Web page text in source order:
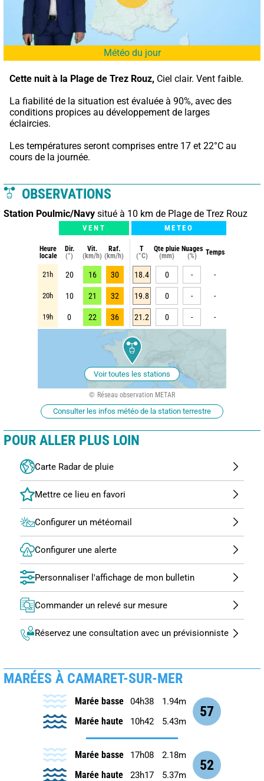
Météo du jour
Cette nuit à la Plage de Trez Rouz, Ciel clair. Vent faible.
La fiabilité de la situation est évaluée à 90%, avec des
conditions propices au développement de larges
éclaircies.
Les températures seront comprises entre 17 et 22°C au
cours de la journée.
OBSERVATIONS
Station Poulmic/Navy situé à 10 km de Plage de Trez Rouz
VENT METEO
Heure
locale
Dir.
(°)
Vit.
(km/h)
Raf.
(km/h)
T
(°C)
Qte pluie
(mm)
Nuages
(%)
Temps
21h 20 16 30 18.4 0 - -
20h 10 21 32 19.8 0 - -
19h 0 22 36 21.2 0 - -
Voir toutes les stations
Réseau observation METAR
Consulter les infos météo de la station terrestre
POUR ALLER PLUS LOIN
Carte Radar de pluie
Configurer un météomail
Configurer une alerte
Personnaliser l'affichage de mon bulletin
Commander un relevé sur mesure
Réservez une consultation avec un prévisionniste
MARÉES À CAMARET-SUR-MER
57
Marée basse 04h38 1.94m
Marée haute 10h42 5.43m
52
Marée basse 17h08 2.18m
Marée haute 23h17 5.37m